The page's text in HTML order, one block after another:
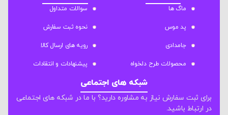
ماگ ها
پد موس
جامدادی
محصولات طرح دلخواه
سوالات متداول
نحوه ثبت سفارش
رویه های ارسال کالا
پیشنهادات و انتقادات
شبکه های اجتماعی
برای ثبت سفارش نیاز به مشاوره دارید؟ با ما در شبکه های اجتماعی
در ارتباط باشید.